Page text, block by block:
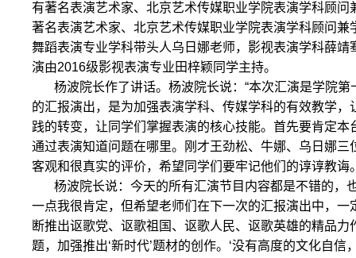
有著名表演艺术家、北京艺术传媒职业学院表演学科顾问
著名表演艺术家、北京艺术传媒职业学院表演学科顾问兼
舞蹈表演专业学科带头人乌日娜老师，影视表演学科薛靖
演由2016级影视表演专业田梓颖同学主持。
杨波院长作了讲话。杨波院长说：“本次汇演是学院
的汇报演出，是为加强表演学科、传媒学科的有效教学，
践的转变，让同学们掌握表演的核心技能。首先要肯定本
通过表演知道问题在哪里。刚才王劲松、牛娜、乌日娜三
客观和很真实的评价，希望同学们要牢记他们的谆谆教诲
杨波院长说：今天的所有汇演节目内容都是不错的，
一点我很肯定，但希望老师们在下一次的汇报演出中，一
断推出讴歌党、讴歌祖国、讴歌人民、讴歌英雄的精品力
题，加强推出‘新时代’题材的创作。‘没有高度的文化自信